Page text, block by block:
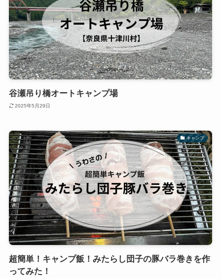
谷瀬吊り橋オートキャンプ場
2025年5月29日
キャンプ
超簡単！キャンプ飯！みたらし団子の豚バラ巻きを作
ってみた！